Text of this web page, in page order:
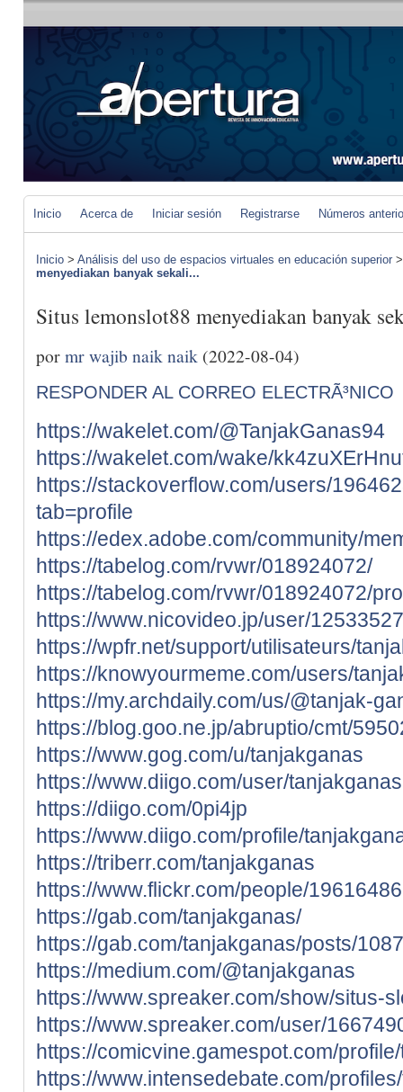
Inicio Acerca de Iniciar sesión Registrarse Números
Inicio > Análisis del uso de espacios virtuales en educación superior
menyediakan banyak sekali...
Situs lemonslot88 menyediakan banyak
pormr wajib naik naik (2022-08-04)
RESPONDER AL CORREO ELECTRÃ³NICO
https://wakelet.com/@TanjakGanas94
https://wakelet.com/wake/
https://stackoverflow.com/users/
tab=profile
https://edex.adobe.com/community/
https://tabelog.com/rvwr/018924072/
https://tabelog.com/rvwr/018924072/
https://www.nicovideo.jp/user/
https://wpfr.net/support/utilisateurs/
https://knowyourmeme.com/users/
https://my.archdaily.com/us/@tanjak-
https://blog.goo.ne.jp/abruptio/cmt/
https://www.gog.com/u/tanjakganas
https://www.diigo.com/user/tanjakganas
https://diigo.com/0pi4jp
https://www.diigo.com/profile/
https://triberr.com/tanjakganas
https://www.flickr.com/people/
https://gab.com/tanjakganas/
https://gab.com/tanjakganas/posts/
https://medium.com/@tanjakganas
https://www.spreaker.com/show/situs-
https://www.spreaker.com/user/
https://comicvine.gamespot.com/
https://www.intensedebate.com/